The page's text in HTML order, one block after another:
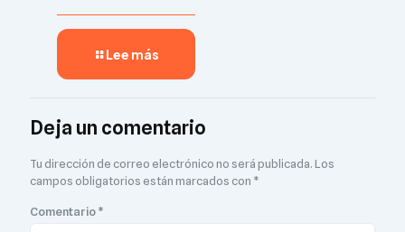
Lee más
Deja un comentario
Tu dirección de correo electrónico no será publicada.Los
campos obligatorios están marcados con *
Comentario*